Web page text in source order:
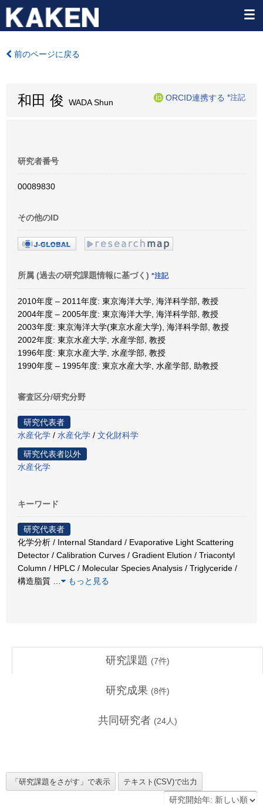
前のページに戻る
和田 俊 WADA Shun
ORCID連携する *注記
研究者番号
00089830
その他のID
所属 (過去の研究課題情報に基づく) *注記
2010年度 – 2011年度: 東京海洋大学, 海洋科学部, 教授
2004年度 – 2005年度: 東京海洋大学, 海洋科学部, 教授
2003年度: 東京海洋大学(東京水産大学), 海洋科学部, 教授
2002年度: 東京水産大学, 水産学部, 教授
1996年度: 東京水産大学, 水産学部, 教授
1990年度 – 1995年度: 東京水産大学, 水産学部, 助教授
審査区分/研究分野
研究代表者
水産化学 / 水産化学 / 文化財科学
研究代表者以外
水産化学
キーワード
研究代表者
化学分析 / Internal Standard / Evaporative Light Scattering
Detector / Calibration Curves / Gradient Elution / Triacontyl
Column / HPLC / Molecular Species Analysis / Triglyceride /
構造脂質
もっと見る
研究課題 (7件)
研究成果 (8件)
共同研究者 (24人)